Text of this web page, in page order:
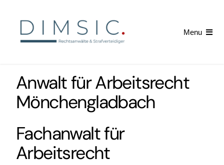
content
Menu
Arbeitsrecht
News
Anwalt für Arbeitsrecht
Mönchengladbach
Fachanwalt für
Arbeitsrecht